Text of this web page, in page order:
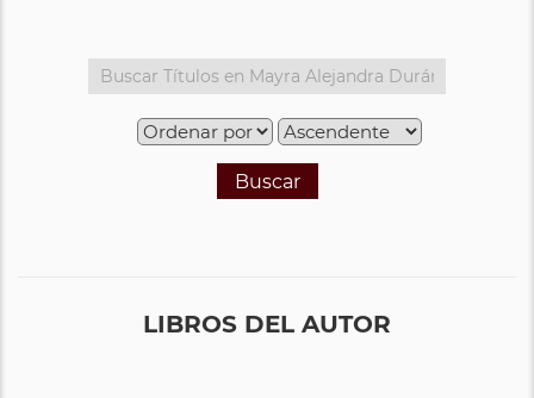
Buscar
LIBROS DEL AUTOR